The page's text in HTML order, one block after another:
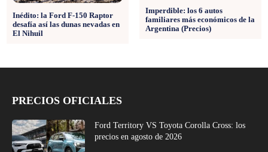
Inédito: la Ford F-150 Raptor
desafía así las dunas nevadas en
El Nihuil
Imperdible: los 6 autos
familiares más económicos de la
Argentina (Precios)
PRECIOS OFICIALES
Ford Territory VS Toyota Corolla Cross: los
precios en agosto de 2026